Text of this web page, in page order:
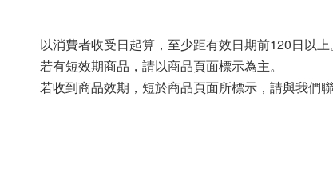
以消費者收受日起算，至少距有效日期前120日以上。
若有短效期商品，請以商品頁面標示為主。
若收到商品效期，短於商品頁面所標示，請與我們